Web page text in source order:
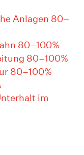
Anlagen 80–
80–100%
80–100%
80–100%
im